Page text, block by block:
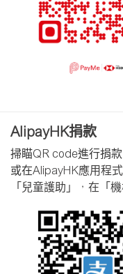
AlipayHK捐款
掃瞄QR code進行捐款
或在AlipayHK應用程
「兒童護助」，在「